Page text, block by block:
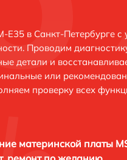
в Санкт-Петербурге с
Проводим
детали и
или
проверку всех
материнской платы